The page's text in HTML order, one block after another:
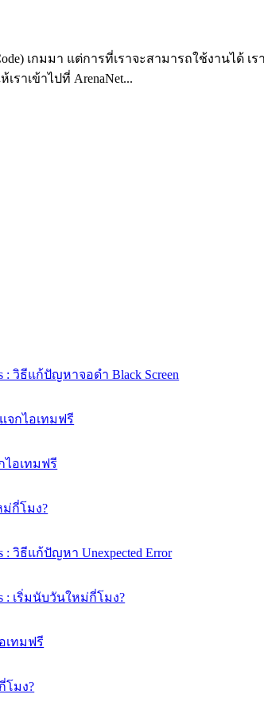
เกมมา แต่การที่เราจะสามารถใช้งานได้
าเข้าไปที่ ArenaNet...
: วิธีแก้ปัญหาจอดำ Black Screen
จกไอเทมฟรี
ไอเทมฟรี
ม่กี่โมง?
: วิธีแก้ปัญหา Unexpected Error
: เริ่มนับวันใหม่กี่โมง?
เทมฟรี
โมง?